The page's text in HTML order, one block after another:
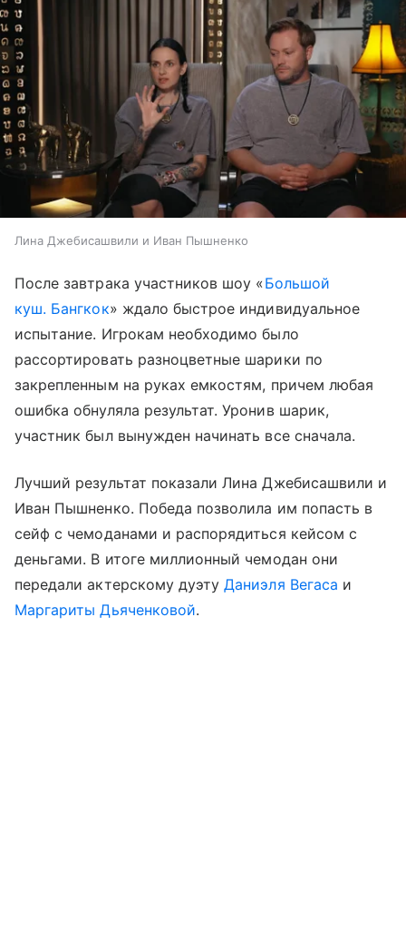
Лина Джебисашвили и Иван Пышненко
После завтрака участников шоу «Большой
куш. Бангкок» ждало быстрое индивидуальное
испытание. Игрокам необходимо было
рассортировать разноцветные шарики по
закрепленным на руках емкостям, причем любая
ошибка обнуляла результат. Уронив шарик,
участник был вынужден начинать все сначала.
Лучший результат показали Лина Джебисашвили и
Иван Пышненко. Победа позволила им попасть в
сейф с чемоданами и распорядиться кейсом с
деньгами. В итоге миллионный чемодан они
передали актерскому дуэтуДаниэля Вегаса и
Маргариты Дьяченковой.